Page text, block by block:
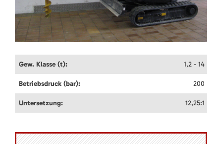
Gew. Klasse (t): 1,2 - 14
Betriebsdruck (bar): 200
Untersetzung: 12,25:1